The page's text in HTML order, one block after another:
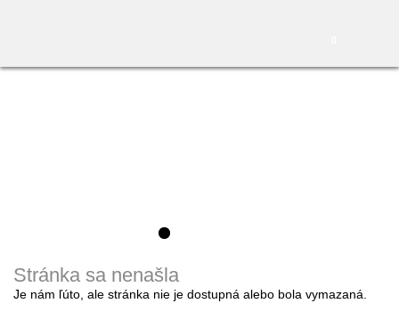
Stránka sa nenašla
Je nám ľúto, ale stránka nie je dostupná alebo bola vymazaná.